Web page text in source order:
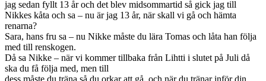
jag sedan fyllt 13 år och det blev midsommartid så gick jag till
Nikkes kåta och sa – nu är jag 13 år, när skall vi gå och hämta
renarna?
Sara, hans fru sa – nu Nikke måste du lära Tomas och låta han följa
med till renskogen.
Då sa Nikke – när vi kommer tillbaka från Lihtti i slutet på Juli då
ska du få följa med, men till
dess måste du träna så du orkar att gå, och när du tränar inför din